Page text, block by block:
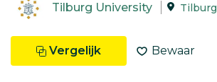
Tilburg University Tilburg
Vergelijk Bewaar